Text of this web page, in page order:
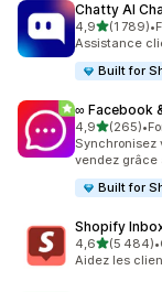
Chatty AI
4,9étoile(s)
(1 789)
1789 avis au•
Assistance
Built for
∞ Facebook
4,9étoile(s)
(265)
265 avis au•
Synchronisez
vendez grâce
Built for
Shopify
4,6étoile(s)
(5 484)
5484 avis au•
Aidez les